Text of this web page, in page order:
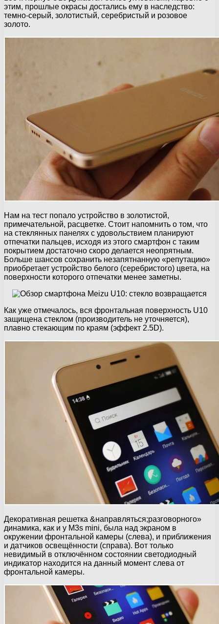
этим, прошлые окрасы достались ему в наследство:
темно-серый, золотистый, серебристый и розовое
золото.
Нам на тест попало устройство в золотистой,
примечательной, расцветке. Стоит напомнить о том, что
на стеклянных панелях с удовольствием планируют
отпечатки пальцев, исходя из этого смартфон с таким
покрытием достаточно скоро делается неопрятным.
Больше шансов сохранить незапятнанную «репутацию»
приобретает устройство белого (серебристого) цвета, на
поверхности которого отпечатки менее заметны.
Как уже отмечалось, вся фронтальная поверхность U10
защищена стеклом (производитель не уточняется),
плавно стекающим по краям (эффект 2.5D).
Декоративная решетка &направляться;разговорного»
динамика, как и у M3s mini, была над экраном в
окружении фронтальной камеры (слева), и приближения
и датчиков освещённости (справа). Вот только
невидимый в отключённом состоянии светодиодный
индикатор находится на данный момент слева от
фронтальной камеры.